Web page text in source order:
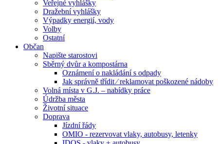
Veřejné vyhlášky
Dražební vyhlášky
Výpadky energií, vody
Volby
Ostatní
Občan
Napište starostovi
Sběrný dvůr a kompostárna
Oznámení o nakládání s odpady
Jak správně třídit ⁄ reklamovat poškozené nádoby
Volná místa v G.J. – nabídky práce
Údržba města
Životní situace
Doprava
Jízdní řády
OMIO - rezervovat vlaky, autobusy, letenky